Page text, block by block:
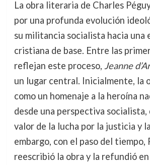
La obra literaria de Charles
por una profunda evolución
su militancia socialista hacia una
cristiana de base. Entre las
reflejan este proceso, Jeanne
un lugar central. Inicialmente, la
como un homenaje a la heroína
desde una perspectiva socialista,
valor de la lucha por la justicia y
embargo, con el paso del tiempo,
reescribió la obra y la refundió en